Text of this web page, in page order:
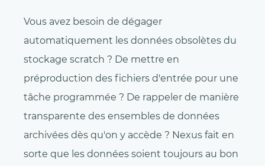
Vous avez besoin de dégager
automatiquement les données obsolètes du
stockage scratch ? De mettre en
préproduction des fichiers d'entrée pour une
tâche programmée ? De rappeler de manière
transparente des ensembles de données
archivées dès qu'on y accède ? Nexus fait en
sorte que les données soient toujours au bon